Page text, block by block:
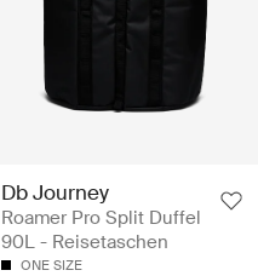
Db Journey
Roamer Pro Split Duffel
90L - Reisetaschen
ONE SIZE